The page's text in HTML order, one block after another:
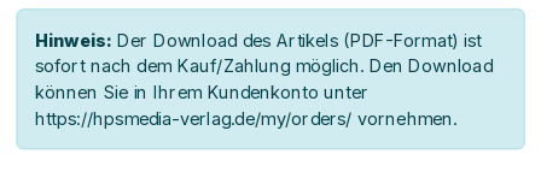
Hinweis: Der Download des Artikels (PDF-Format) ist
sofort nach dem Kauf/Zahlung möglich. Den Download
können Sie in Ihrem Kundenkonto unter
https://hpsmedia-verlag.de/my/orders/ vornehmen.